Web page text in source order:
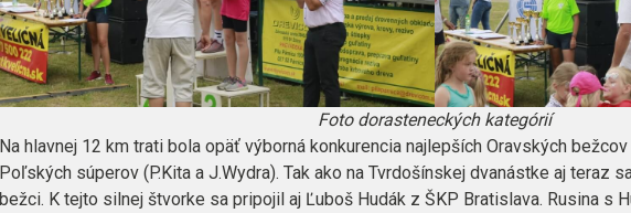
Foto dorasteneckých kategórií
Na hlavnej 12 km trati bola opäť výborná konkurencia najlepších Oravských bežcov
Poľských súperov (P.Kita a J.Wydra). Tak ako na Tvrdošínskej dvanástke aj teraz
bežci. K tejto silnej štvorke sa pripojil aj Ľuboš Hudák z ŠKP Bratislava. Rusina s